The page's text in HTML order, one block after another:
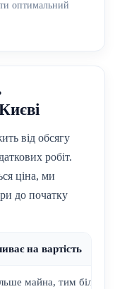
оптимальний
від обсягу
робіт.
ціна, ми
до початку
на вартість
майна, тим більше